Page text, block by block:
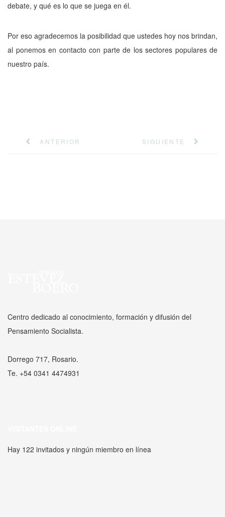
debate, y qué es lo que se juega en él.
Por eso agradecemos la posibilidad que ustedes hoy nos brindan,
al ponemos en contacto con parte de los sectores populares de
nuestro país.
ANTERIOR SIGUIENTE
Centro dedicado al conocimiento, formación y difusión del
Pensamiento Socialista.
Dorrego 717, Rosario.
Te. +54 0341 4474931
Hay 122 invitados y ningún miembro en línea